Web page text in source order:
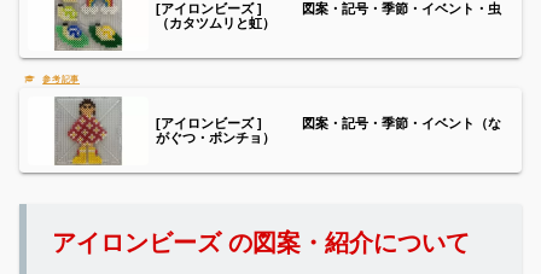
[アイロンビーズ ] 図案・記号・季節・イベント・虫
（カタツムリと虹）
[アイロンビーズ ] 図案・記号・季節・イベント（な
がぐつ・ポンチョ）
アイロンビーズ の図案・紹介について